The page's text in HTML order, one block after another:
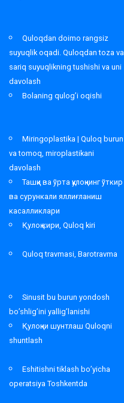
Quloqdan doimo rangsiz
suyuqlik oqadi. Quloqdan toza va
sariq suyuqlikning tushishi va uni
davolash
Bolaning qulog’i oqishi
Miringoplastika | Quloq burun
va tomoq, miroplastikani
davolash
Ташқи ва ўрта қулоқнинг ўткир
ва сурункали яллиғланиш
касалликлари
Қулоқ кири, Quloq kiri
Quloq travmasi, Barotravma
Sinusit bu burun yondosh
bo’shlig’ini yallig’lanishi
Қулоқни шунтлаш Quloqni
shuntlash
Eshitishni tiklash bo’yicha
operatsiya Toshkentda